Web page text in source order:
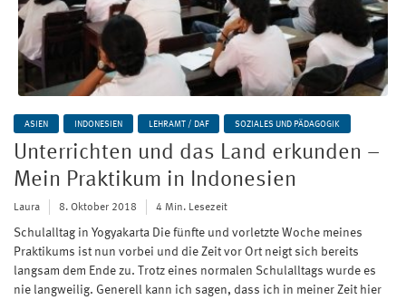
ASIEN INDONESIEN LEHRAMT / DAF SOZIALES UND PÄDAGOGIK
Unterrichten und das Land erkunden –
Mein Praktikum in Indonesien
Laura 8. Oktober 2018 4 Min. Lesezeit
Schulalltag in Yogyakarta Die fünfte und vorletzte Woche meines
Praktikums ist nun vorbei und die Zeit vor Ort neigt sich bereits
langsam dem Ende zu. Trotz eines normalen Schulalltags wurde es
nie langweilig. Generell kann ich sagen, dass ich in meiner Zeit hier